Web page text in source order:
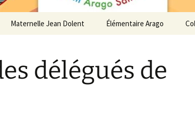
l’AIP
Maternelle Jean Dolent
Infos pratiques
Maternelle
Élémentaire Arago
Infos pratiques
Élémentaire
délégués de